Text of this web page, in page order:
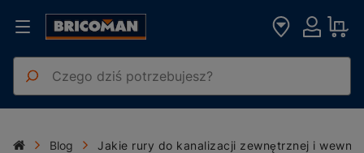
Blog Jakie rury do kanalizacji zewnętrznej i